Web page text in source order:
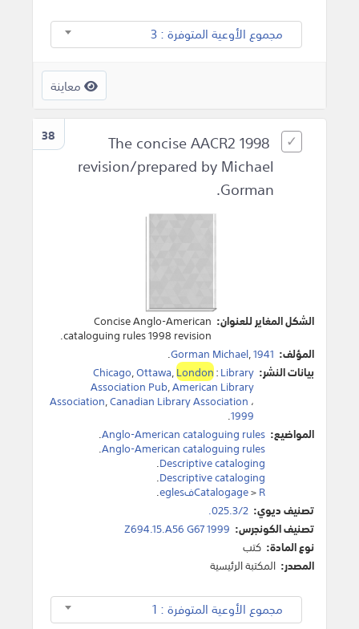
مجموع الأوعية المتوفرة : 3
معاينة
38
The concise AACR2 1998
revision/prepared by Michael
Gorman.
الشكل المغاير للعنوان: Concise Anglo-American
cataloguing rules 1998 revision.
المؤلف:
Gorman Michael,1941
.
بيانات النشر:
Chicago,Ottawa,London:Library
Association Pub,American Library
Association,Canadian Library Association ،
1999
.
المواضيع: Anglo-American cataloguing rules
.
Anglo-American cataloguing rules
.
Descriptive cataloging
.
Descriptive cataloging
.
Catalogage>Rفegles
.
تصنيف ديوي: 025.3/2.
تصنيف الكونجرس: Z694.15.A56 G67 1999
نوع المادة: كتب
المصدر: المكتبة الرئيسية
مجموع الأوعية المتوفرة : 1